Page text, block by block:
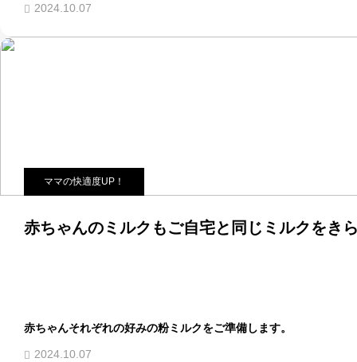
2024.10.07
ママの快適度UP！
赤ちゃんのミルクもご自宅と同じミルクをき
赤ちゃんそれぞれの好みの粉ミルクをご準備します。
2024.10.07